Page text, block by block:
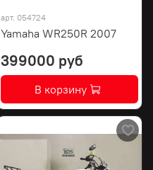
арт. 054724
Yamaha WR250R 2007
399000 руб
В корзину